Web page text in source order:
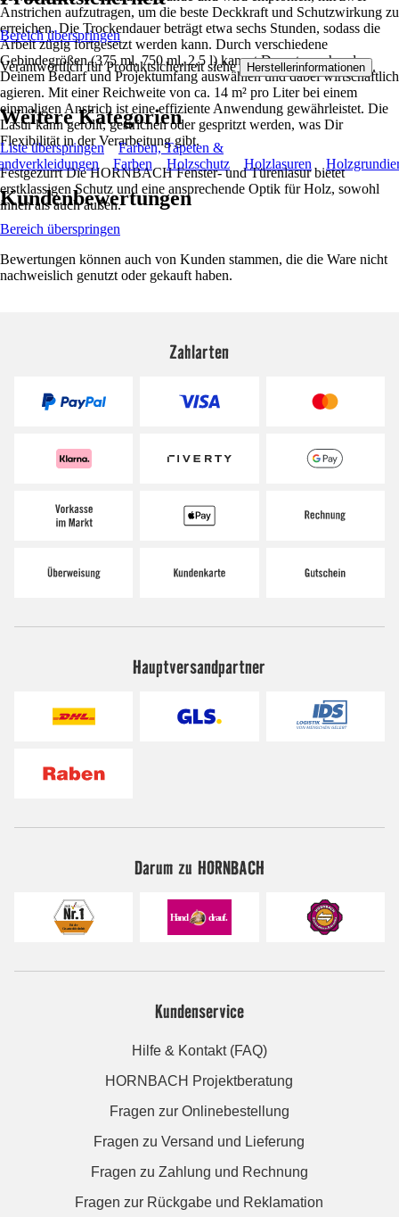
Anstrichen aufzutragen, um die beste Deckkraft und Schutzwirkung zu
erreichen. Die Trockendauer beträgt etwa sechs Stunden, sodass die
Arbeit zügig fortgesetzt werden kann. Durch verschiedene
Gebindegrößen (375 ml, 750 ml, 2,5 l) kannst Du entsprechend
Deinem Bedarf und Projektumfang auswählen und dabei wirtschaftlich
agieren. Mit einer Reichweite von ca. 14 m² pro Liter bei einem
einmaligen Anstrich ist eine effiziente Anwendung gewährleistet. Die
Lasur kann gerollt, gestrichen oder gespritzt werden, was Dir
Flexibilität in der Verarbeitung gibt.
Festgezurrt Die HORNBACH Fenster- und Türenlasur bietet
erstklassigen Schutz und eine ansprechende Optik für Holz, sowohl
innen als auch außen.
Bereich überspringen
Verantwortlich für Produktsicherheit siehe Herstellerinformationen .
Weitere Kategorien
Liste überspringen
Farben, Tapeten &
Farben Holzschutz Holzlasuren
Kundenbewertungen
Bereich überspringen
Bewertungen können auch von Kunden stammen, die die Ware nicht
nachweislich genutzt oder gekauft haben.
Zahlarten
Hauptversandpartner
Darum zu HORNBACH
Kundenservice
Hilfe & Kontakt (FAQ)
HORNBACH Projektberatung
Fragen zur Onlinebestellung
Fragen zu Versand und Lieferung
Fragen zu Zahlung und Rechnung
Fragen zur Rückgabe und Reklamation